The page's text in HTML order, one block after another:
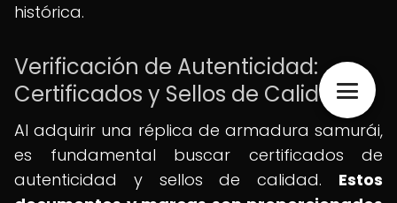
histórica.
Verificación de Autenticidad:
Certificados y Sellos de Calidad
Al adquirir una réplica de armadura samurái,
es fundamental buscar certificados de
autenticidad y sellos de calidad. Estos